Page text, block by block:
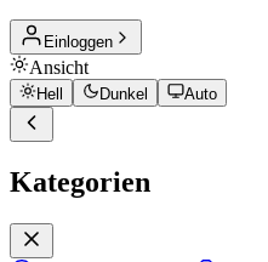
Einloggen
Ansicht
Hell Dunkel Auto
Kategorien